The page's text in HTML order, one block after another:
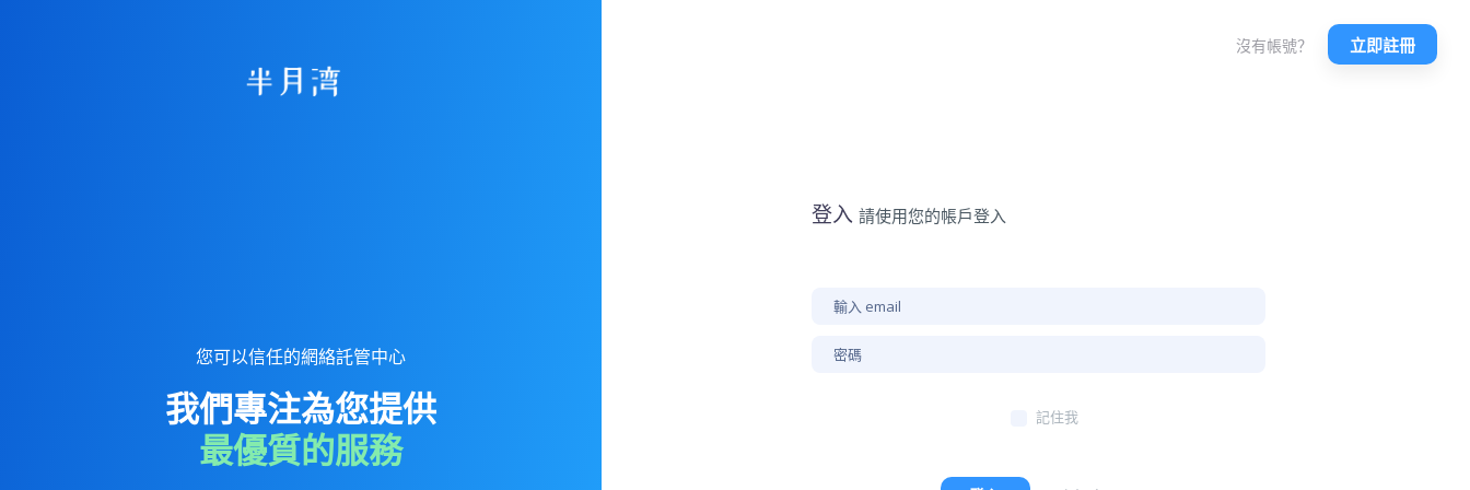
您可以信任的網絡託管中心
我們專注為您提供
最優質的服務
沒有帳號？ 立即註冊
登入 請使用您的帳戶登入
記住我